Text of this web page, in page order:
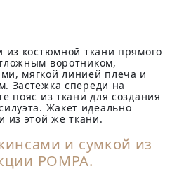
из костюмной ткани прямого
воротником,
мягкой линией плеча и
Застежка спереди на
пояс из ткани для создания
Жакет идеально
из этой же ткани.
и сумкой из
POMPA.